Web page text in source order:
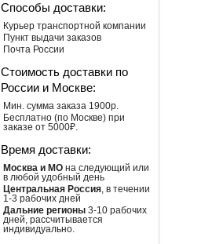
Способы доставки:
Курьер транспортной компании
Пункт выдачи заказов
Почта России
Стоимость доставки по
России и Москве:
Мин. сумма заказа 1900р.
Бесплатно (по Москве) при
заказе от 5000₽.
Время доставки:
Москва и МО на следующий или
в любой удобный день
Центральная Россия, в течении
1-3 рабочих дней
Дальние регионы 3-10 рабочих
дней, рассчитывается
индивидуально.